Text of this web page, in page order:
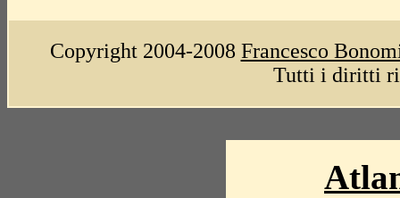
Copyright 2004-2008 Francesco
Tutti i diritti